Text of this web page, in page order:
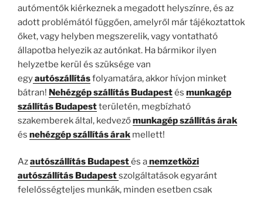
autómentők kiérkeznek a megadott helyszínre, és az
adott problémától függően, amelyről már tájékoztattok
őket, vagy helyben megszerelik, vagy vontatható
állapotba helyezik az autónkat. Ha bármikor ilyen
helyzetbe kerül és szüksége van
egyautószállításfolyamatára, akkor hívjon minket
bátran! Nehézgép szállítás Budapestés munkagép
szállítás Budapestterületén, megbízható
szakemberek által, kedvezőmunkagép szállítás árak
és nehézgép szállítás árak mellett!
Azautószállítás Budapestés anemzetközi
autószállítás Budapestszolgáltatások egyaránt
felelősségteljes munkák, minden esetben csak